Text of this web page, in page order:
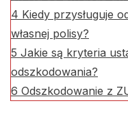
4 Kiedy przysługuje
własnej polisy?
5 Jakie są kryteria
odszkodowania?
6 Odszkodowanie z